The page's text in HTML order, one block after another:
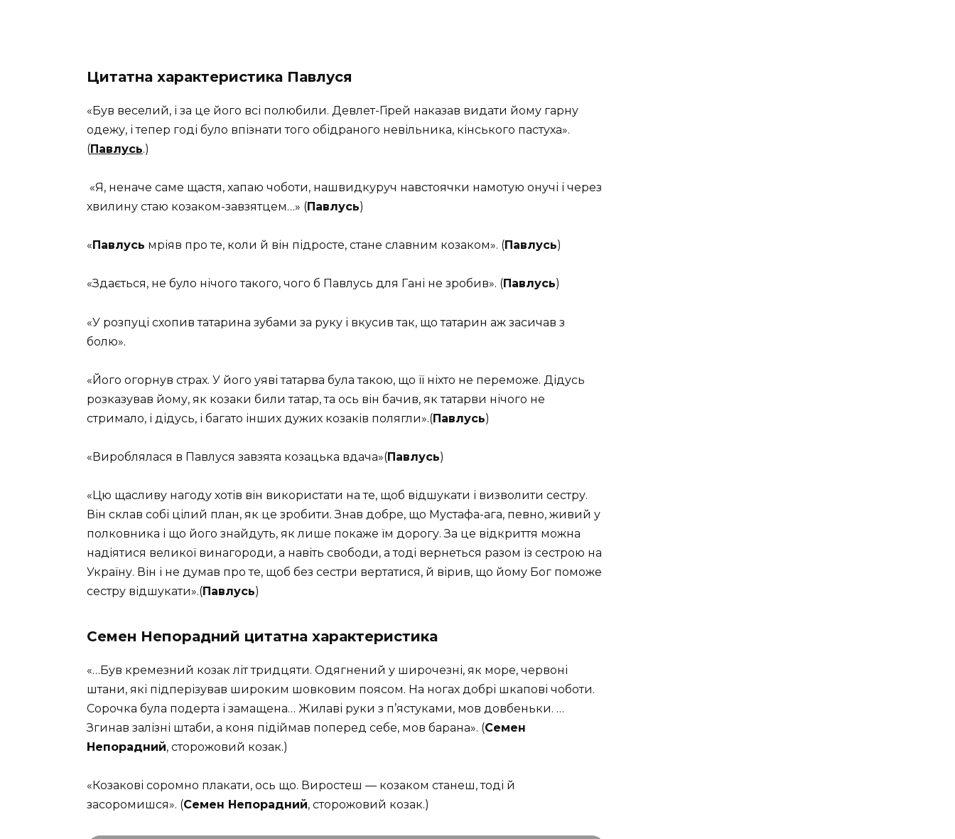
Цитатна характеристика Павлуся
«Був веселий, і за це його всі полюбили. Девлет-Гірей наказав видати йому гарну
одежу, і тепер годі було впізнати того обідраного невільника, кінського пастуха».
(Павлусь.)
«Я, неначе саме щастя, хапаю чоботи, нашвидкуруч навстоячки намотую онучі і через
хвилину стаю козаком-завзятцем…» (Павлусь)
« Павлусь мріяв про те, коли й він підросте, стане славним козаком». (Павлусь)
«Здається, не було нічого такого, чого б Павлусь для Гані не зробив». (Павлусь)
«У розпуці схопив татарина зубами за руку і вкусив так, що татарин аж засичав з
болю».
«Його огорнув страх. У його уяві татарва була такою, що її ніхто не переможе. Дідусь
розказував йому, як козаки били татар, та ось він бачив, як татарви нічого не
стримало, і дідусь, і багато інших дужих козаків полягли».(Павлусь)
«Вироблялася в Павлуся завзята козацька вдача»(Павлусь)
«Цю щасливу нагоду хотів він використати на те, щоб відшукати і визволити сестру.
Він склав собі цілий план, як це зробити. Знав добре, що Мустафа-ага, певно, живий у
полковника і що його знайдуть, як лише покаже їм дорогу. За це відкриття можна
надіятися великої винагороди, а навіть свободи, а тоді вернеться разом із сестрою на
Україну. Він і не думав про те, щоб без сестри вертатися, й вірив, що йому Бог поможе
сестру відшукати».(Павлусь)
Семен Непорадний цитатна характеристика
«…Був кремезний козак літ тридцяти. Одягнений у широчезні, як море, червоні
штани, які підперізував широким шовковим поясом. На ногах добрі шкапові чоботи.
Сорочка була подерта і замащена… Жилаві руки з п’ястуками, мов довбеньки. …
Згинав залізні штаби, а коня підіймав поперед себе, мов барана». (Семен
Непорадний, сторожовий козак.)
«Козакові соромно плакати, ось що. Виростеш — козаком станеш, тоді й
засоромишся». (Семен Непорадний, сторожовий козак.)